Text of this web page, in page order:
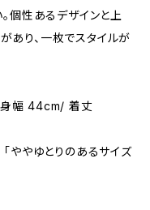
個性あるデザインと上
あり、一枚でスタイルが
幅 44cm/ 着丈
やゆとりのあるサイズ